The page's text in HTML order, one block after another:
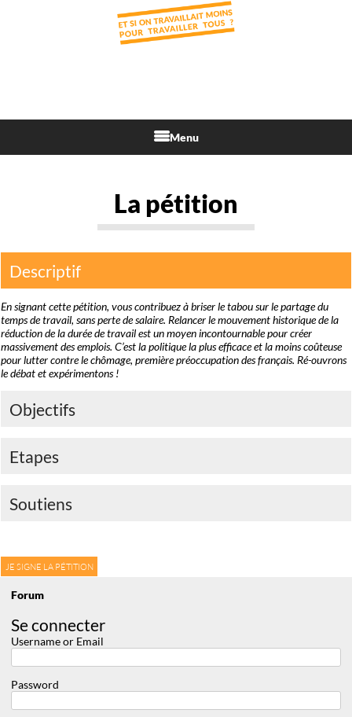
Menu
La pétition
Descriptif
En signant cette pétition, vous contribuez à briser le tabou sur le partage du
temps de travail, sans perte de salaire. Relancer le mouvement historique de la
réduction de la durée de travail est un moyen incontournable pour créer
massivement des emplois. C’est la politique la plus efficace et la moins coûteuse
pour lutter contre le chômage, première préoccupation des français. Ré-ouvrons
le débat et expérimentons !
Objectifs
Etapes
Soutiens
JE SIGNE LA PÉTITION
Forum
Se connecter
Username or Email
Password